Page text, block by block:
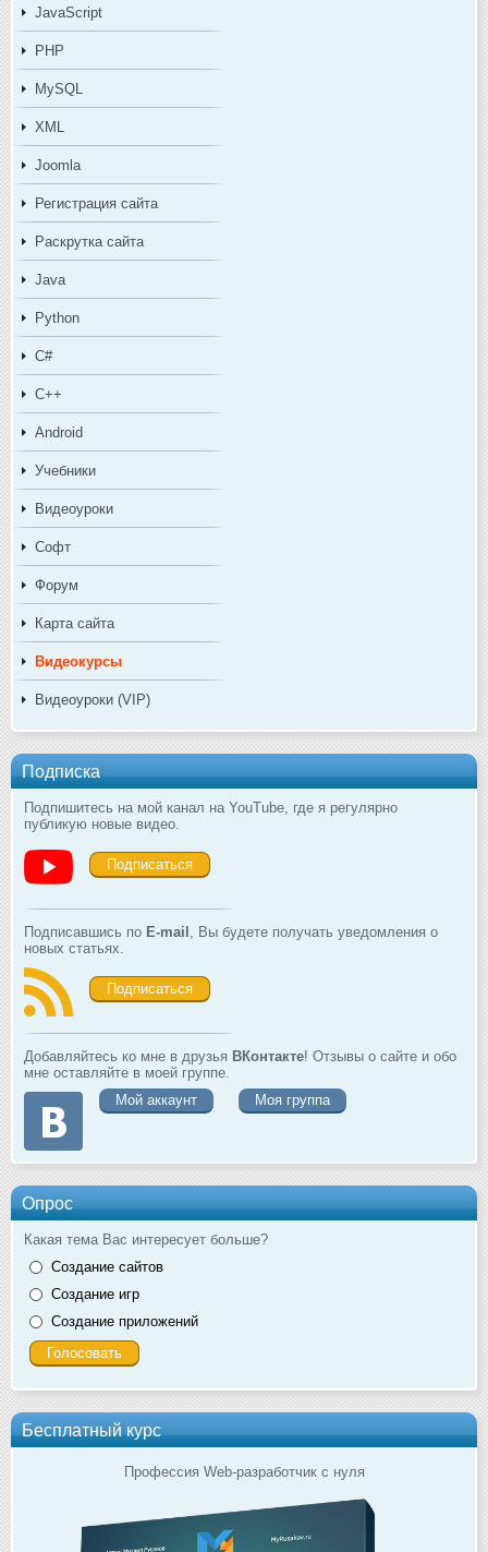
JavaScript
PHP
MySQL
XML
Joomla
Регистрация сайта
Раскрутка сайта
Java
Python
C#
C++
Android
Учебники
Видеоуроки
Софт
Форум
Карта сайта
Видеокурсы
Видеоуроки (VIP)
Подписка
Подпишитесь на мой канал на YouTube, где я регулярно
публикую новые видео.
Подписаться
Подписавшись по E-mail , Вы будете получать уведомления о
новых статьях.
Подписаться
Добавляйтесь ко мне в друзья ВКонтакте! Отзывы о сайте и обо
мне оставляйте в моей группе.
Мой аккаунт
Моя группа
Опрос
Какая тема Вас интересует больше?
Создание сайтов
Создание игр
Создание приложений
Бесплатный курс
Профессия Web-разработчик с нуля